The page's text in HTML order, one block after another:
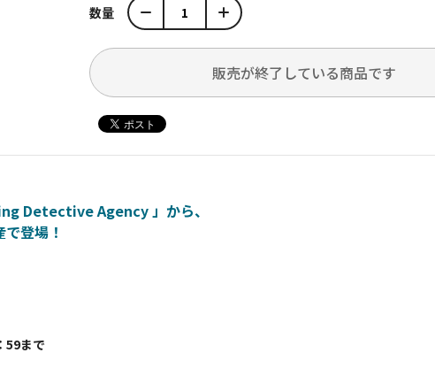
数量
販売が終了している商品です
Detective Agency 」から、
登場！
59まで